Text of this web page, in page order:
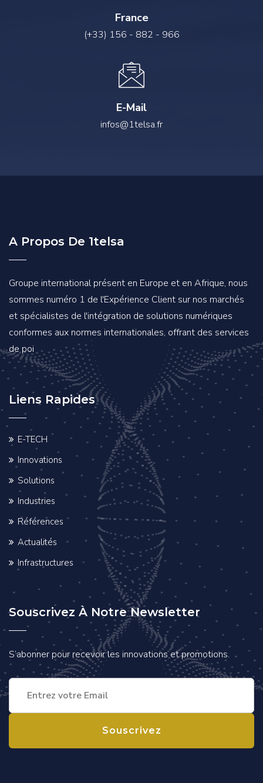
France
(+33) 156 - 882 - 966
E-Mail
infos@1telsa.fr
A Propos De 1telsa
Groupe international présent en Europe et en Afrique, nous
sommes numéro 1 de l'Expérience Client sur nos marchés
et spécialistes de l'intégration de solutions numériques
conformes aux normes internationales, offrant des services
de poi
Liens Rapides
E-TECH
Innovations
Solutions
Industries
Références
Actualités
Infrastructures
Souscrivez À Notre Newsletter
S’abonner pour recevoir les innovations et promotions.
Souscrivez